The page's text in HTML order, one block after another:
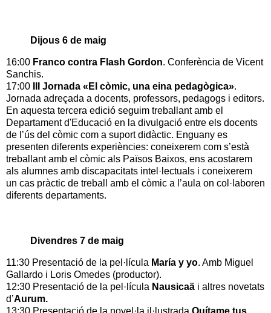
Dijous 6 de maig
16:00 Franco contra Flash Gordon. Conferència de Vicent
Sanchis.
17:00
III Jornada «El còmic, una eina pedagògica».
Jornada adreçada a docents, professors, pedagogs i editors.
En aquesta tercera edició seguim treballant amb el
Departament d'Educació en la divulgació entre els docents
de l’ús del còmic com a suport didàctic. Enguany es
presenten diferents experiències: coneixerem com s’està
treballant amb el còmic als Països Baixos, ens acostarem
als alumnes amb discapacitats intel·lectuals i coneixerem
un cas pràctic de treball amb el còmic a l’aula on col·laboren
diferents departaments.
Divendres 7 de maig
11:30 Presentació de la pel·lícula María y yo. Amb Miguel
Gallardo i Loris Omedes (productor).
12:30 Presentació de la pel·lícula Nausicaä i altres novetats
d’Aurum.